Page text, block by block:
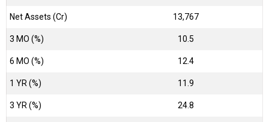
Net Assets (Cr) ₹13,767
3 MO (%) 10.5
6 MO (%) 12.4
1 YR (%) 11.9
3 YR (%) 24.8